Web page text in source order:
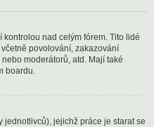
nad celým fórem. Tito lidé
povolování, zakazování
moderátorů, atd. Mají také
boardu.
jejichž práce je starat se